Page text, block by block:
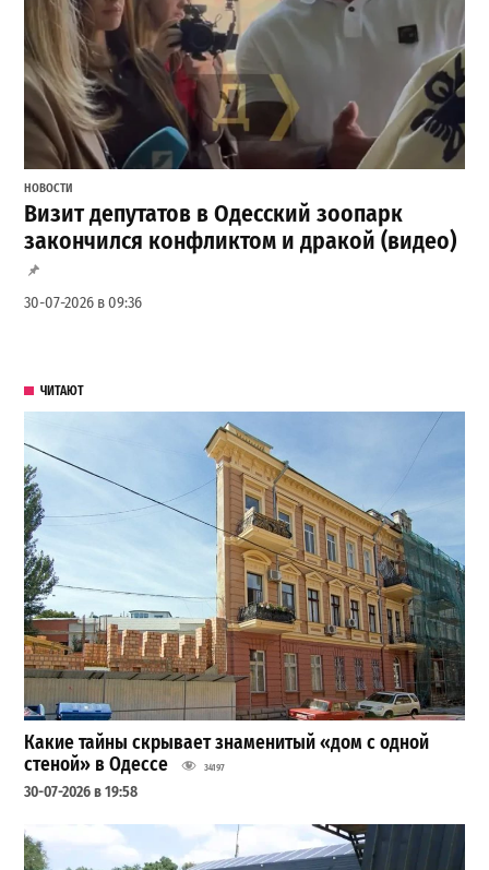
НОВОСТИ
Визит депутатов в Одесский зоопарк
закончился конфликтом и дракой (видео)
30-07-2026 в 09:36
ЧИТАЮТ
Какие тайны скрывает знаменитый «дом с одной
стеной» в Одессе
34197
30-07-2026 в 19:58